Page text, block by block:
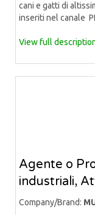
cani e gatti di
inseriti nel canale
View full
Agente o
industriali,
Company/Brand: